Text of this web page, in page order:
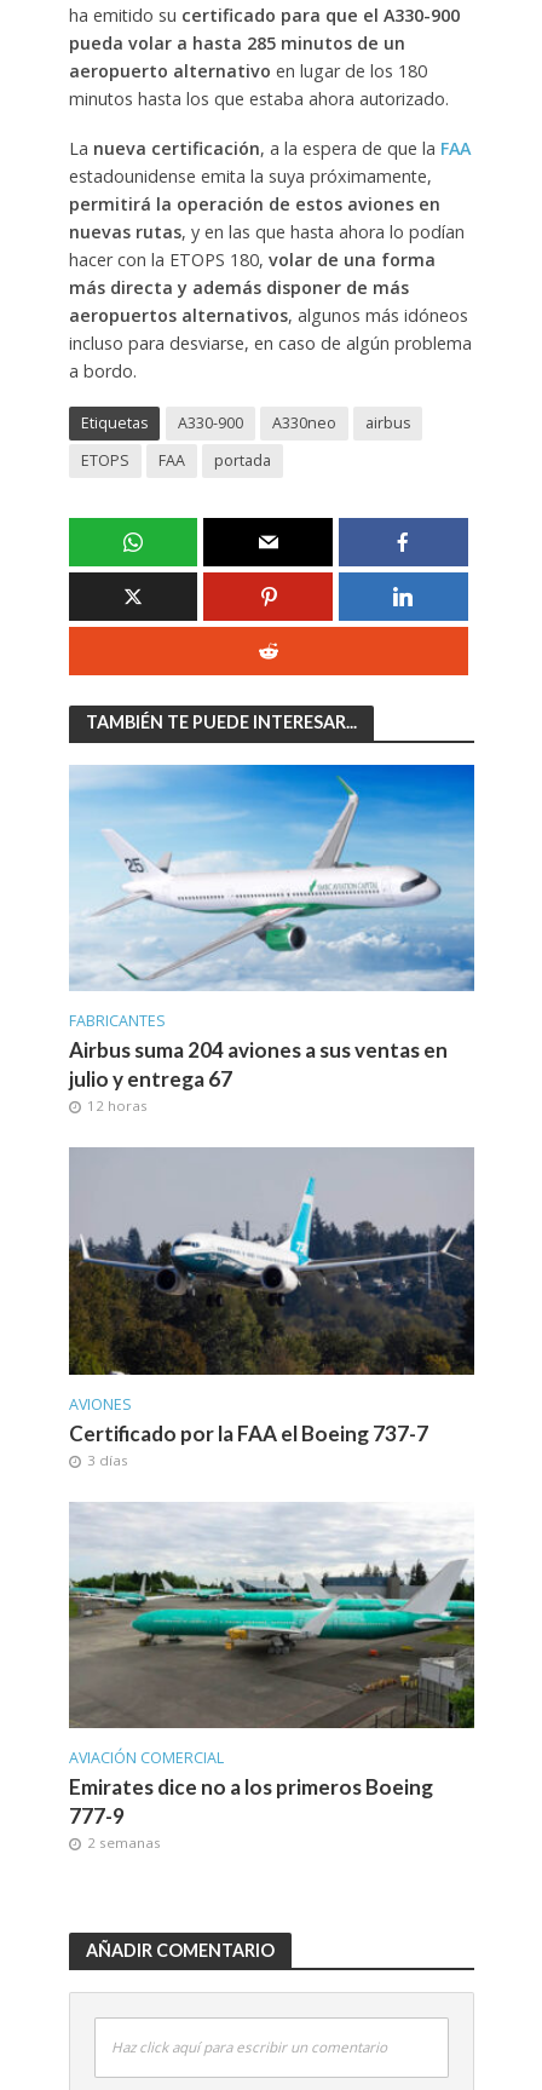
ha emitido su certificado para que el A330-900
pueda volar a hasta 285 minutos de un
aeropuerto alternativo en lugar de los 180
minutos hasta los que estaba ahora autorizado.
La nueva certificación, a la espera de que la FAA
estadounidense emita la suya próximamente,
permitirá la operación de estos aviones en
nuevas rutas, y en las que hasta ahora lo podían
hacer con la ETOPS 180, volar de una forma
más directa y además disponer de más
aeropuertos alternativos, algunos más idóneos
incluso para desviarse, en caso de algún problema
a bordo.
Etiquetas A330-900 A330neo
airbus
ETOPS
FAA portada
TAMBIÉN TE PUEDE INTERESAR...
FABRICANTES
Airbus suma 204 aviones a sus ventas en
julio y entrega 67
12 horas
AVIONES
Certificado por la FAA el Boeing 737-7
3 días
AVIACIÓN COMERCIAL
Emirates dice no a los primeros Boeing
777-9
2 semanas
AÑADIR COMENTARIO
Haz click aquí para escribir un comentario